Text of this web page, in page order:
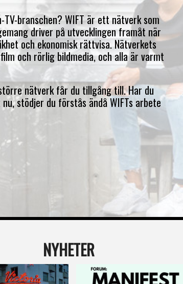
branschen? WIFT är ett nätverk som
driver på utvecklingen framåt när
och ekonomisk rättvisa. Nätverkets
och rörlig bildmedia, och alla är varmt
nätverk får du tillgång till. Har du
stödjer du förstås ändå WIFTs arbete
NYHETER